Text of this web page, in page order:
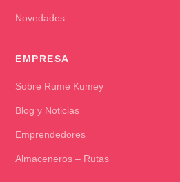
Novedades
EMPRESA
Sobre Rume Kumey
Blog y Noticias
Emprendedores
Almaceneros – Rutas